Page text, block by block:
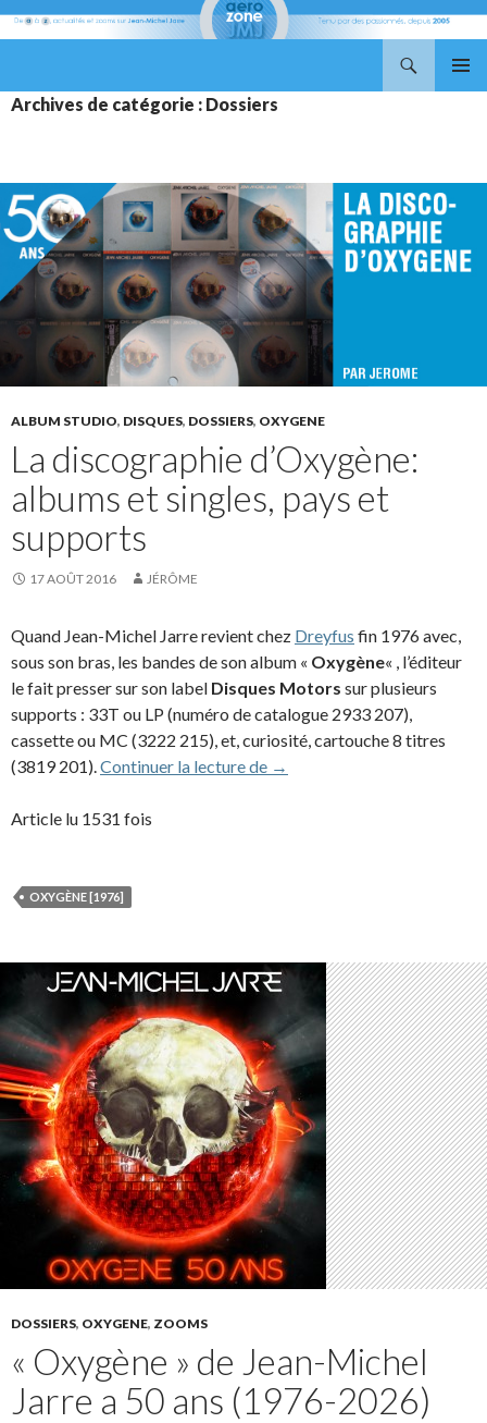
AU
Archives de catégorie : Dossiers
ALBUM STUDIO, DISQUES, DOSSIERS, OXYGENE
La discographie d’Oxygène:
albums et singles, pays et
supports
17 AOÛT 2016 JÉRÔME
Quand Jean-Michel Jarre revient chez Dreyfus fin 1976 avec,
sous son bras, les bandes de son album « Oxygène« , l’éditeur
le fait presser sur son label Disques Motors sur plusieurs
supports : 33T ou LP (numéro de catalogue 2933 207),
cassette ou MC (3222 215), et, curiosité, cartouche 8 titres
(3819 201).Continuer la lecture de La discographie
→
Article lu 1531 fois
OXYGÈNE [1976]
DOSSIERS, OXYGENE, ZOOMS
« Oxygène » de Jean-Michel
Jarre a 50 ans (1976-2026)